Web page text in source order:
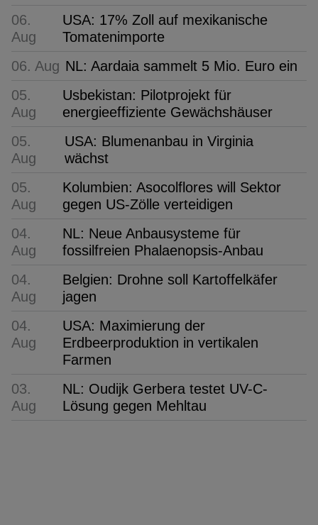
06.
Aug
USA: 17% Zoll auf mexikanische
Tomatenimporte
06. Aug NL: Aardaia sammelt 5 Mio. Euro ein
05.
Aug
Usbekistan: Pilotprojekt für
energieeffiziente Gewächshäuser
05.
Aug
USA: Blumenanbau in Virginia
wächst
05.
Aug
Kolumbien: Asocolflores will Sektor
gegen US-Zölle verteidigen
04.
Aug
NL: Neue Anbausysteme für
fossilfreien Phalaenopsis-Anbau
04.
Aug
Belgien: Drohne soll Kartoffelkäfer
jagen
04.
Aug
USA: Maximierung der
Erdbeerproduktion in vertikalen
Farmen
03.
Aug
NL: Oudijk Gerbera testet UV-C-
Lösung gegen Mehltau